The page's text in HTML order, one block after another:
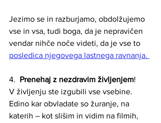
Jezimo se in razburjamo, obdolžujemo
vse in vsa, tudi boga, da je nepravičen
vendar nihče noče videti, da je vse to
posledica njegovega lastnega ravnanja.
4. Prenehaj z nezdravim življenjem!
V življenju ste izgubili vse vsebine.
Edino kar obvladate so žuranje, na
katerih – kot slišim in vidim na filmih,